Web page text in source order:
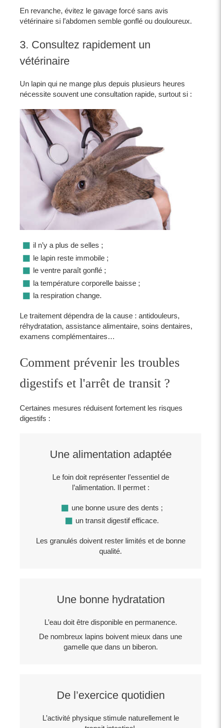
En revanche, évitez le gavage forcé sans avis
vétérinaire si l’abdomen semble gonflé ou douloureux.
3. Consultez rapidement un
vétérinaire
Un lapin qui ne mange plus depuis plusieurs heures
nécessite souvent une consultation rapide, surtout si :
il n’y a plus de selles ;
le lapin reste immobile ;
le ventre paraît gonflé ;
la température corporelle baisse ;
la respiration change.
Le traitement dépendra de la cause : antidouleurs,
réhydratation, assistance alimentaire, soins dentaires,
examens complémentaires…
Comment prévenir les troubles
digestifs et l'arrêt de transit ?
Certaines mesures réduisent fortement les risques
digestifs :
Une alimentation adaptée
Le foin doit représenter l’essentiel de
l’alimentation. Il permet :
une bonne usure des dents ;
un transit digestif efficace.
Les granulés doivent rester limités et de bonne
qualité.
Une bonne hydratation
L’eau doit être disponible en permanence.
De nombreux lapins boivent mieux dans une
gamelle que dans un biberon.
De l’exercice quotidien
L’activité physique stimule naturellement le